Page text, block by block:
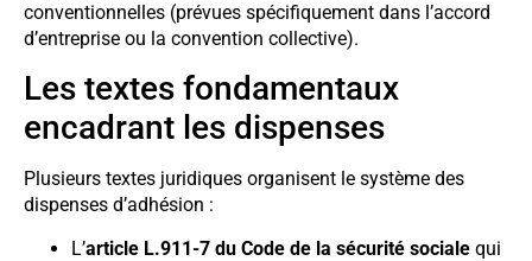
conventionnelles (prévues spécifiquement dans l’accord
d’entreprise ou la convention collective).
Les textes fondamentaux
encadrant les dispenses
Plusieurs textes juridiques organisent le système des
dispenses d’adhésion :
L’article L.911-7 du Code de la sécurité sociale qui